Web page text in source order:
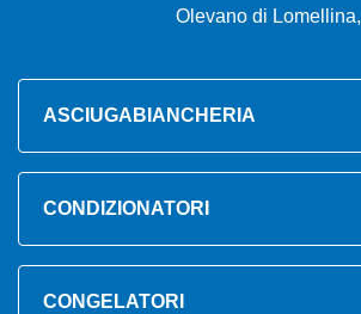
Olevano di Lomellina,
ASCIUGABIANCHERIA
CONDIZIONATORI
CONGELATORI